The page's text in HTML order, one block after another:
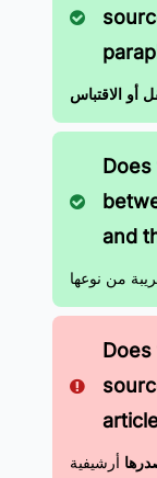
أو الاقتباس
and
أرشيفية